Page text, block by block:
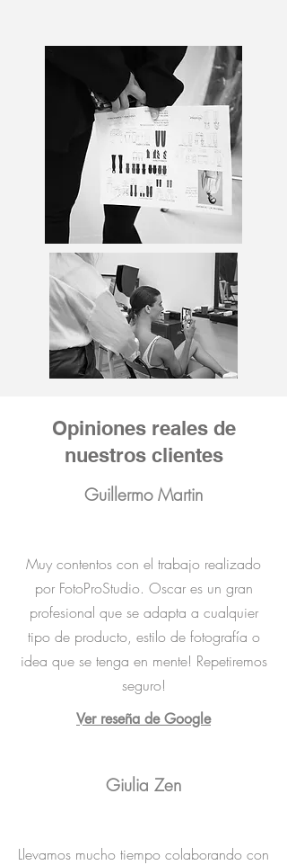
Opiniones reales de
nuestros clientes
Guillermo Martin
Muy contentos con el trabajo realizado
por FotoProStudio. Oscar es un gran
profesional que se adapta a cualquier
tipo de producto, estilo de fotografía o
idea que se tenga en mente! Repetiremos
seguro!
Ver reseña de Google
Giulia Zen
Llevamos mucho tiempo colaborando con